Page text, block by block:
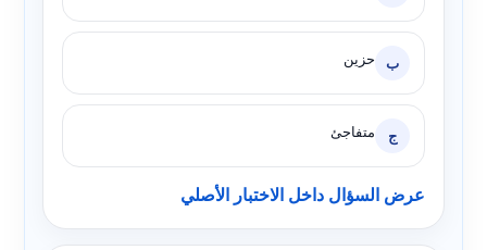
ب حزين
ج متفاجئ
عرض السؤال داخل الاختبار الأصلي